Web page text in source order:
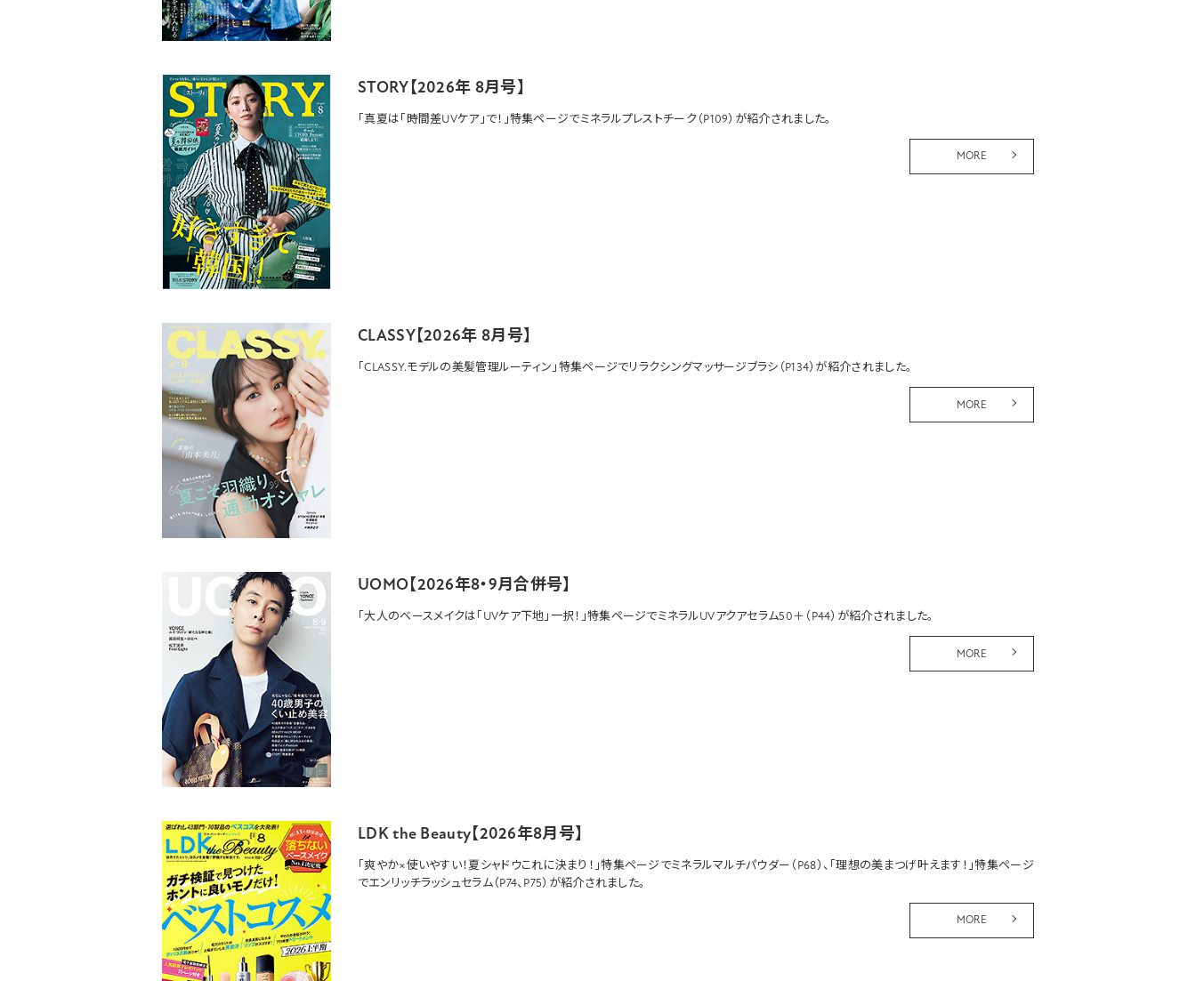
STORY【2026年 8月号】
「真夏は「時間差UVケア」で！」特集ページでミネラルプレストチーク（P109）が紹介されました。
MORE
CLASSY【2026年 8月号】
「CLASSY.モデルの美髪管理ルーティン」特集ページでリラクシングマッサージブラシ （P134）が紹介されました。
MORE
UOMO【2026年8・9月合併号】
「大人のベースメイクは「UVケア下地」一択！」特集ページでミネラルUVアクアセラム50＋ （P44）が紹介されました。
MORE
LDK the Beauty【2026年8月号】
「爽やか×使いやすい！夏シャドウこれに決まり！」特集ページでミネラルマルチパウダー （P68）、「理想の美まつげ叶えます！」特集ページ
でエンリッチラッシュセラム（P74、P75）が紹介されました。
MORE